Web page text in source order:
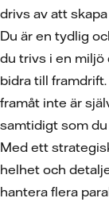
drivs av att
Du är en tydlig
du trivs i en miljö
bidra till
framåt inte är
samtidigt som
Med ett
helhet och
hantera flera